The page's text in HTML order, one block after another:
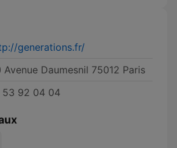
generations.fr/
Avenue Daumesnil 75012 Paris
53 92 04 04